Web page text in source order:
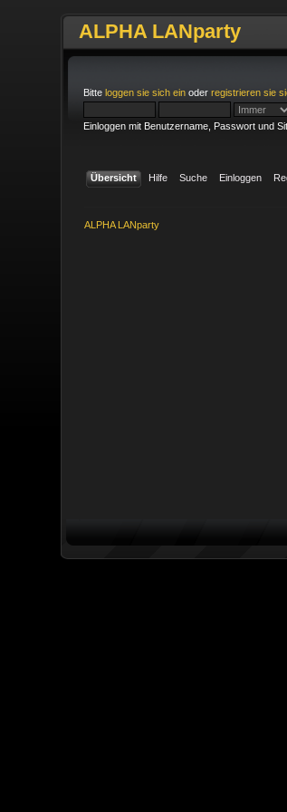
ALPHA LANparty
Bitteloggen sie sich ein oderregistrieren sie
Einloggen mit Benutzername, Passwort und
Übersicht Hilfe Suche Einloggen
ALPHA LANparty